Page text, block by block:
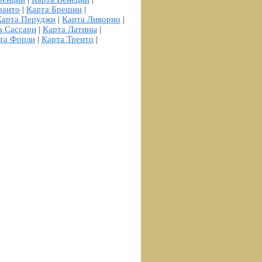
| Карта Брешии |
Перуджи | Карта Ливорно |
Сассари | Карта Латины |
Форли | Карта Тренто |